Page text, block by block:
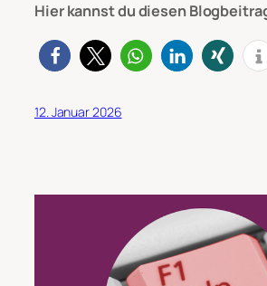
Hier kannst du diesen
12. Januar 2026